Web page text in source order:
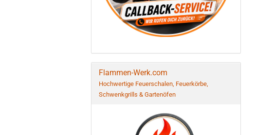
Flammen-Werk.com
Hochwertige Feuerschalen, Feuerkörbe,
Schwenkgrills & Gartenöfen